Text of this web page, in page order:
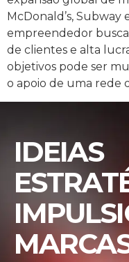
McDonald’s, Subway
empreendedor
de clientes e alta
objetivos pode ser
o apoio de uma rede
IDEIAS